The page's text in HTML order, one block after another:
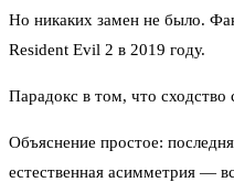
Но никаких замен не было.
Resident Evil 2 в 2019 году.
Парадокс в том, что
Объяснение простое:
естественная асимметрия —